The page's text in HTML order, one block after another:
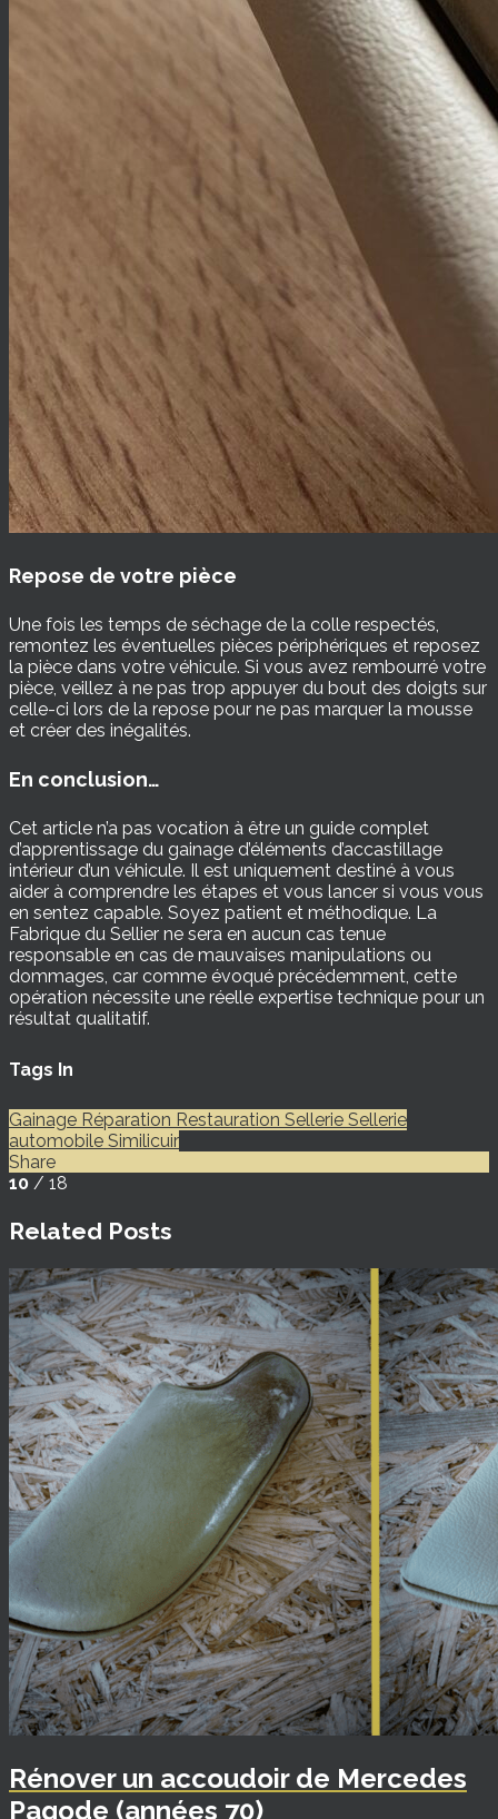
Repose de votre pièce
Une fois les temps de séchage de la colle respectés,
remontez les éventuelles pièces périphériques et reposez
la pièce dans votre véhicule. Si vous avez rembourré votre
pièce, veillez à ne pas trop appuyer du bout des doigts sur
celle-ci lors de la repose pour ne pas marquer la mousse
et créer des inégalités.
En conclusion…
Cet article n’a pas vocation à être un guide complet
d’apprentissage du gainage d’éléments d’accastillage
intérieur d’un véhicule. Il est uniquement destiné à vous
aider à comprendre les étapes et vous lancer si vous vous
en sentez capable. Soyez patient et méthodique. La
Fabrique du Sellier ne sera en aucun cas tenue
responsable en cas de mauvaises manipulations ou
dommages, car comme évoqué précédemment, cette
opération nécessite une réelle expertise technique pour un
résultat qualitatif.
Tags In
Gainage Réparation Restauration Sellerie Sellerie
automobile Similicuir
Share
10 / 18
Related Posts
Rénover un accoudoir de Mercedes
Pagode (années 70)